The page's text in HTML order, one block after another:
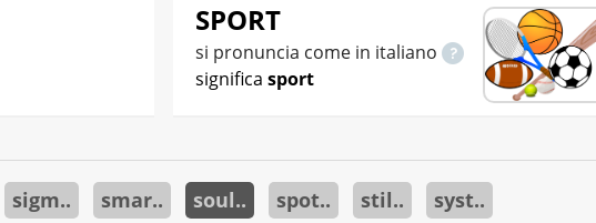
SPORT
si pronuncia come in italiano
significa sport
sigm.. smar.. soul.. spot.. stil.. syst..